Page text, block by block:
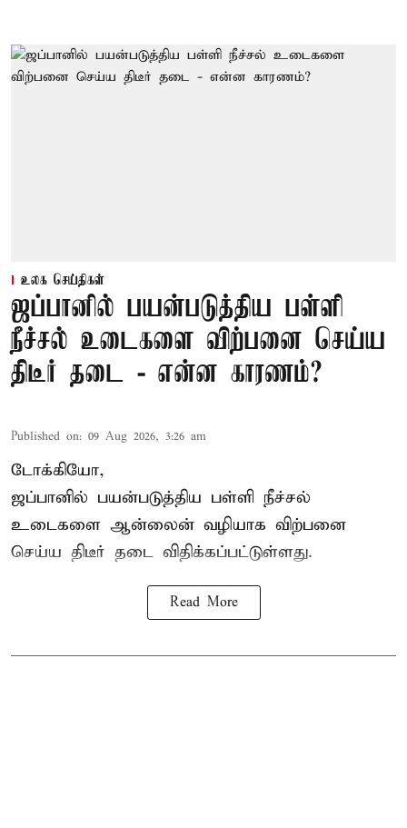
உலக செய்திகள்
ஜப்பானில் பயன்படுத்திய பள்ளி
நீச்சல் உடைகளை விற்பனை செய்ய
திடீர் தடை - என்ன காரணம்?
Published on: 09 Aug 2026, 3:26 am
டோக்கியோ,
ஜப்பானில் பயன்படுத்திய பள்ளி நீச்சல்
உடைகளை ஆன்லைன் வழியாக விற்பனை
செய்ய திடீர் தடை விதிக்கப்பட்டுள்ளது.
Read More